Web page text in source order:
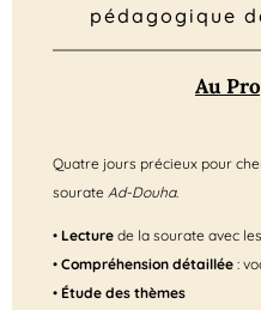
pédagogique
Au
Quatre jours précieux pour
sourate Ad-Douha.
• Lecture de la sourate avec
• Compréhension détaillée :
• Étude des thèmes